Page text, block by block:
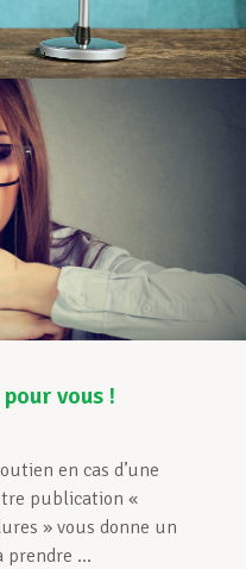
vous !
en cas d’une
publication «
» vous donne un
prendre ...